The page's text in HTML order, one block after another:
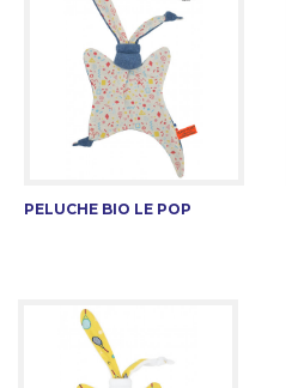
PELUCHE BIO LE POP